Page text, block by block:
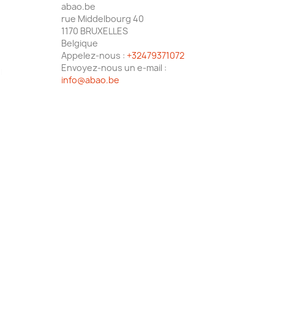
abao.be
rue Middelbourg 40
1170 BRUXELLES
Belgique
Appelez-nous : +32479371072
Envoyez-nous un e-mail :
info@abao.be